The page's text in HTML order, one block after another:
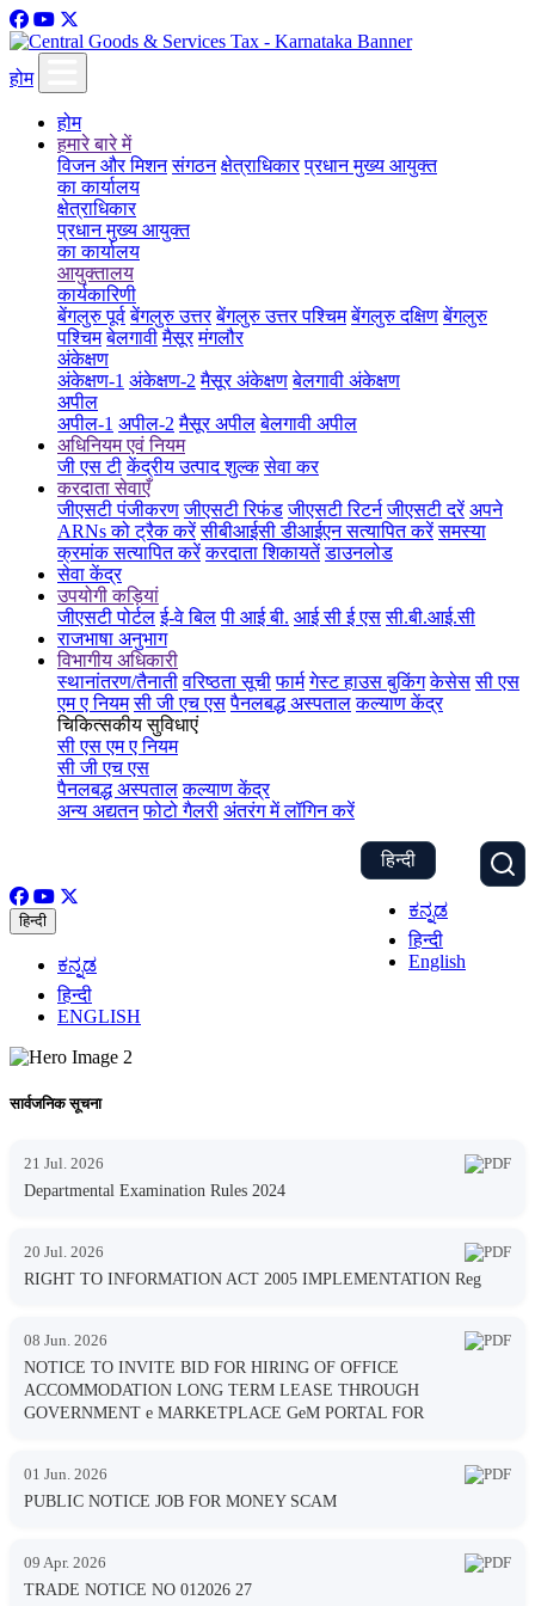
होम
होम
हमारे बारे में
विजन और मिशन संगठन क्षेत्राधिकार प्रधान मुख्य आयुक्त
का कार्यालय
क्षेत्राधिकार
प्रधान मुख्य आयुक्त
का कार्यालय
आयुक्तालय
कार्यकारिणी
बेंगलुरु पूर्व बेंगलुरु उत्तर बेंगलुरु उत्तर पश्चिम बेंगलुरु दक्षिण बेंगलुरु
पश्चिम बेलगावी मैसूर मंगलौर
अंकेक्षण
अंकेक्षण-1 अंकेक्षण-2 मैसूर अंकेक्षण बेलगावी अंकेक्षण
अपील
अपील-1 अपील-2 मैसूर अपील बेलगावी अपील
अधिनियम एवं नियम
जी एस टी केंद्रीय उत्पाद शुल्क सेवा कर
करदाता सेवाएँ
जीएसटी पंजीकरण जीएसटी रिफंड जीएसटी रिटर्न जीएसटी दरें अपने
ARNs को ट्रैक करें सीबीआईसी डीआईएन सत्यापित करें समस्या
क्रमांक सत्यापित करें करदाता शिकायतें डाउनलोड
सेवा केंद्र
उपयोगी कड़ियां
जीएसटी पोर्टल ई-वे बिल पी आई बी. आई सी ई एस सी.बी.आई.सी
राजभाषा अनुभाग
विभागीय अधिकारी
स्थानांतरण/तैनाती वरिष्ठता सूची फार्म गेस्ट हाउस बुकिंग केसेस सी एस
एम ए नियम सी जी एच एस पैनलबद्ध अस्पताल कल्याण केंद्र
चिकित्सकीय सुविधाएं
सी एस एम ए नियम
सी जी एच एस
पैनलबद्ध अस्पताल कल्याण केंद्र
अन्य अद्यतन फोटो गैलरी अंतरंग में लॉगिन करें
हिन्दी
ಕನ್ನಡ
हिन्दी
English
हिन्दी
ಕನ್ನಡ
हिन्दी
ENGLISH
सार्वजनिक सूचना
21 Jul. 2026
Departmental Examination Rules 2024
20 Jul. 2026
RIGHT TO INFORMATION ACT 2005 IMPLEMENTATION Reg
08 Jun. 2026
NOTICE TO INVITE BID FOR HIRING OF OFFICE
ACCOMMODATION LONG TERM LEASE THROUGH
GOVERNMENT e MARKETPLACE GeM PORTAL FOR
01 Jun. 2026
PUBLIC NOTICE JOB FOR MONEY SCAM
09 Apr. 2026
TRADE NOTICE NO 012026 27